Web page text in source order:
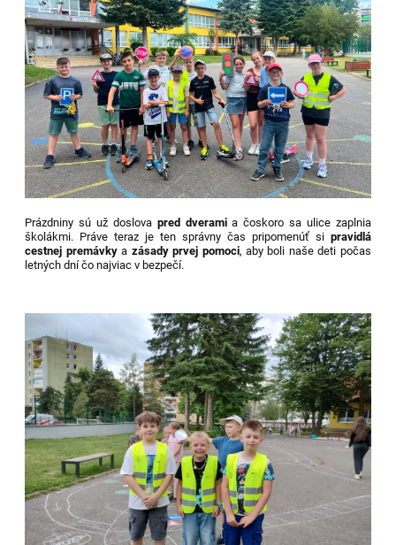
Prázdniny sú už doslova pred dveramia čoskoro sa ulice zaplnia
školákmi. Práve teraz je ten správny čas pripomenúť si pravidlá
cestnej premávkya zásady prvej pomoci, aby boli naše deti počas
letných dní čo najviac v bezpečí.